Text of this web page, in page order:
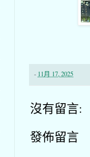
- 11月 17, 2025
沒有留言:
發佈留言